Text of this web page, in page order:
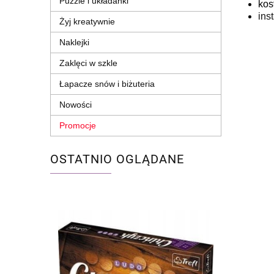
Żyj kreatywnie
Naklejki
Zaklęci w szkle
Łapacze snów i biżuteria
Nowości
Promocje
OSTATNIO OGLĄDANE